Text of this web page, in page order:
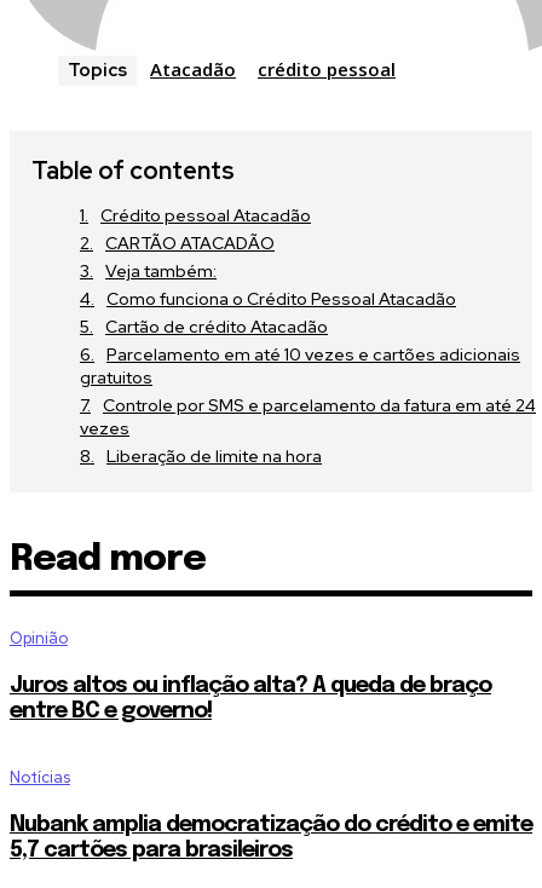
Topics Atacadão crédito pessoal
Table of contents
Crédito pessoal Atacadão
CARTÃO ATACADÃO
Veja também:
Como funciona o Crédito Pessoal Atacadão
Cartão de crédito Atacadão
Parcelamento em até 10 vezes e cartões adicionais
gratuitos
Controle por SMS e parcelamento da fatura em até 24
vezes
Liberação de limite na hora
Read more
Opinião
Juros altos ou inflação alta? A queda de braço
entre BC e governo!
Notícias
Nubank amplia democratização do crédito e emite
5,7 cartões para brasileiros